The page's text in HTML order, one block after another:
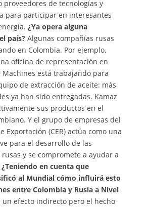
proveedores de tecnologías y
para participar en interesantes
¿Ya opera alguna
país? Algunas compañías rusas
en Colombia. Por ejemplo,
oficina de representación en
Machines está trabajando para
de extracción de aceite: más
ya han sido entregadas. Kamaz
sus productos en el
Y el grupo de empresas del
Exportación (CER) actúa como una
para el desarrollo de las
y se compromete a ayudar a
¿Teniendo en cuenta que
al Mundial cómo influirá esto
entre Colombia y Rusia a Nivel
un efecto indirecto pero el hecho